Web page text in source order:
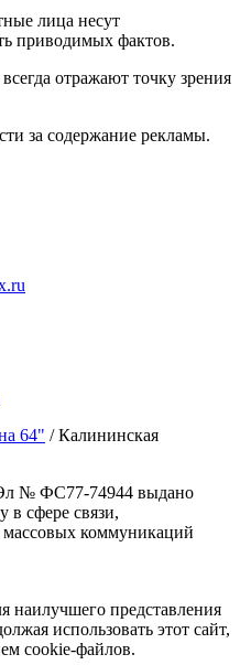
лица несут
приводимых фактов.
отражают точку зрения
за содержание рекламы.
64" / Калининская
№ ФС77-74944 выдано
в сфере связи,
коммуникаций
представления
использовать этот сайт,
cookie-файлов.